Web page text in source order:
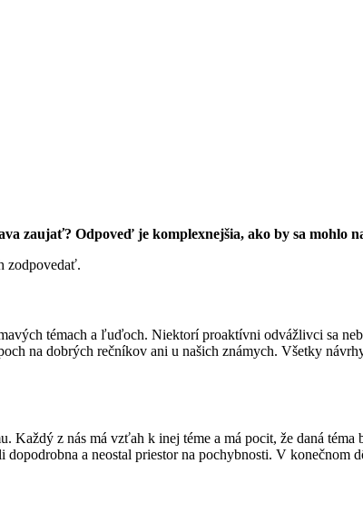
zaujať? Odpoveď je komplexnejšia, ako by sa mohlo
zodpovedať.
témach a ľuďoch. Niektorí proaktívni odvážlivci sa
na dobrých rečníkov ani u našich známych. Všetky
Každý z nás má vzťah k inej téme a má pocit, že daná
a neostal priestor na pochybnosti. V konečnom